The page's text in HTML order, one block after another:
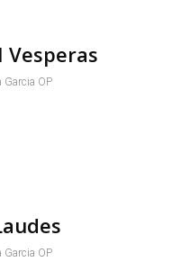
Vesperas
Garcia OP
Garcia OP